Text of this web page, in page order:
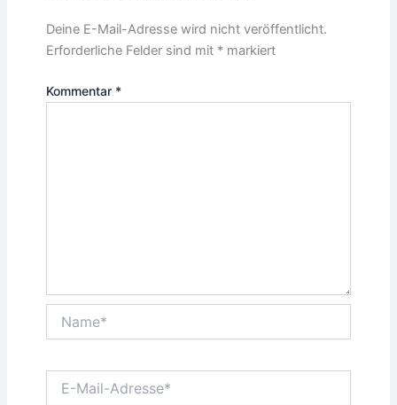
Deine E-Mail-Adresse wird nicht veröffentlicht.
Erforderliche Felder sind mit *markiert
Kommentar *
Mail-